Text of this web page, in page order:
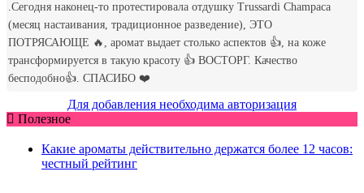
Для добавления необходима авторизация
Полезное
Какие ароматы действительно держатся более 12 часов:
честный рейтинг